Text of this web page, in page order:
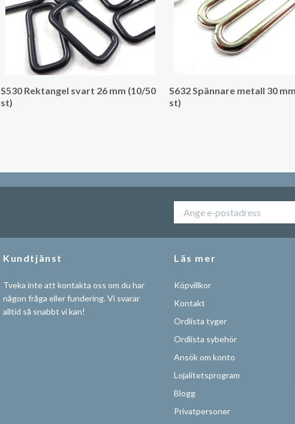
S530 Rektangel svart 26 mm (10/50
st)
S632 Spännare metall 30
st)
Kundtjänst
Tveka inte att kontakta oss om du har
någon fråga eller fundering. Vi svarar
alltid så snabbt vi kan!
Läs mer
Köpvillkor
Kontakt
Ordlista tyger
Ordlista sybehör
Ansök om konto
Lojalitetsprogram
Blogg
Privatpersoner